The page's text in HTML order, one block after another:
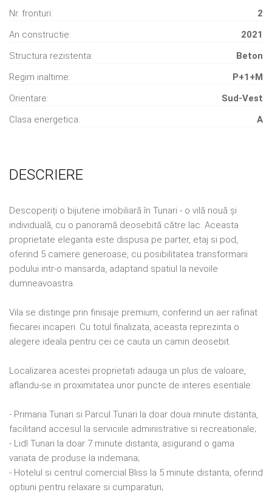
Nr. fronturi:
2
An constructie:
2021
Structura rezistenta:
Beton
Regim inaltime:
P+1+M
Orientare:
Sud-Vest
Clasa energetica:
A
DESCRIERE
Descoperiți o bijuterie imobiliară în Tunari - o vilă nouă și
individuală, cu o panoramă deosebită către lac. Aceasta
proprietate eleganta este dispusa pe parter, etaj si pod,
oferind 5 camere generoase, cu posibilitatea transformarii
podului intr-o mansarda, adaptand spatiul la nevoile
dumneavoastra.
Vila se distinge prin finisaje premium, conferind un aer rafinat
fiecarei incaperi. Cu totul finalizata, aceasta reprezinta o
alegere ideala pentru cei ce cauta un camin deosebit.
Localizarea acestei proprietati adauga un plus de valoare,
aflandu-se in proximitatea unor puncte de interes esentiale:
- Primaria Tunari si Parcul Tunari la doar doua minute distanta,
facilitand accesul la serviciile administrative si recreationale;
- Lidl Tunari la doar 7 minute distanta, asigurand o gama
variata de produse la indemana;
- Hotelul si centrul comercial Bliss la 5 minute distanta, oferind
optiuni pentru relaxare si cumparaturi;